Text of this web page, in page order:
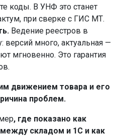
коды. В УНФ это станет
при сверке с ГИС МТ.
Ведение реестров в
версий много, актуальная —
мгновенно. Это гарантия
движением товара и его
проблем.
, где показано как
складом и 1С и как